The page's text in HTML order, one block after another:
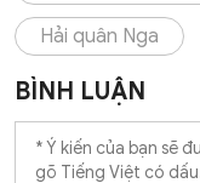
Hải quân Nga
BÌNH LUẬN